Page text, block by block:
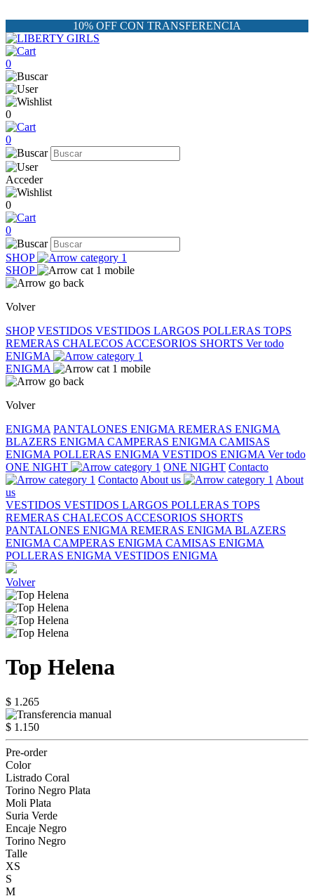
10% OFF CON TRANSFERENCIA
0
0
0
Acceder
0
0
SHOP
SHOP
Volver
SHOP VESTIDOS VESTIDOS LARGOS POLLERAS TOPS
REMERAS CHALECOS ACCESORIOS SHORTS Ver todo
ENIGMA
ENIGMA
Volver
ENIGMA PANTALONES ENIGMA REMERAS ENIGMA
BLAZERS ENIGMA CAMPERAS ENIGMA CAMISAS
ENIGMA POLLERAS ENIGMA VESTIDOS ENIGMA Ver todo
ONE NIGHT
ONE NIGHT Contacto
Contacto About us
About
us
VESTIDOS VESTIDOS LARGOS POLLERAS TOPS
REMERAS CHALECOS ACCESORIOS SHORTS
PANTALONES ENIGMA REMERAS ENIGMA BLAZERS
ENIGMA CAMPERAS ENIGMA CAMISAS ENIGMA
POLLERAS ENIGMA VESTIDOS ENIGMA
Volver
Top Helena
$ 1.265
$ 1.150
Pre-order
Color
Listrado Coral
Torino Negro Plata
Moli Plata
Suria Verde
Encaje Negro
Torino Negro
Talle
XS
S
M